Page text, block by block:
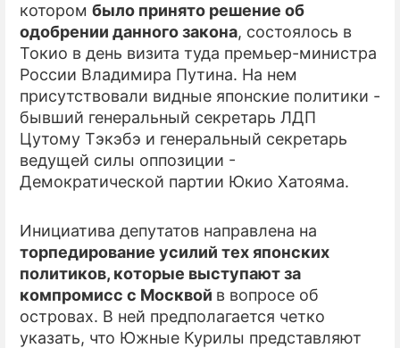
О ПРОЕКТЕ
котором было принято решение об
одобрении данного закона, состоялось в
Токио в день визита туда премьер-министра
России Владимира Путина. На нем
присутствовали видные японские политики -
бывший генеральный секретарь ЛДП
Цутому Тэкэбэ и генеральный секретарь
ведущей силы оппозиции -
Демократической партии Юкио Хатояма.
Инициатива депутатов направлена на
торпедирование усилий тех японских
политиков, которые выступают за
компромисс с Москвой в вопросе об
островах. В ней предполагается четко
указать, что Южные Курилы представляют